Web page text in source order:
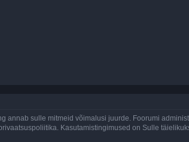
sulle mitmeid võimalusi juurde. Foorumi
Kasutamistingimused on Sulle